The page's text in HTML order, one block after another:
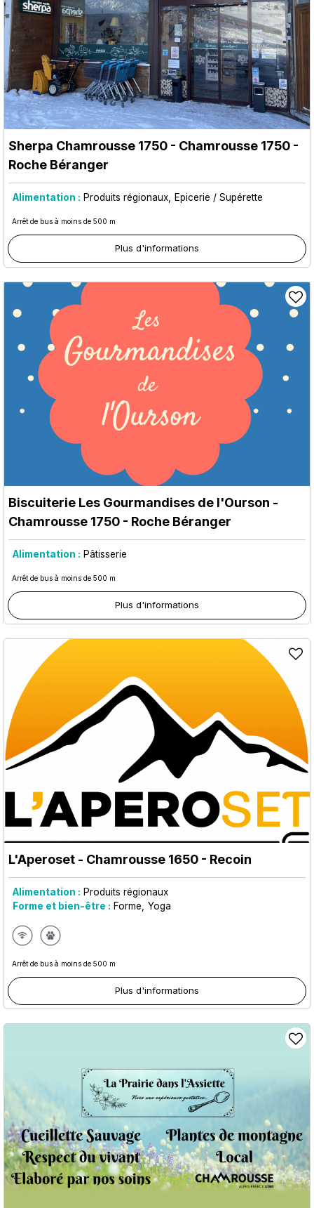
Sherpa Chamrousse 1750 - Chamrousse 1750 -
Roche Béranger
Alimentation : Produits régionaux Epicerie / Supérette
Arrêt de bus à moins de 500 m
Plus d'informations
Biscuiterie Les Gourmandises de l'Ourson -
Chamrousse 1750 - Roche Béranger
Alimentation : Pâtisserie
Arrêt de bus à moins de 500 m
Plus d'informations
L'Aperoset - Chamrousse 1650 - Recoin
Alimentation : Produits régionaux
Forme et bien-être : Forme Yoga
Arrêt de bus à moins de 500 m
Plus d'informations